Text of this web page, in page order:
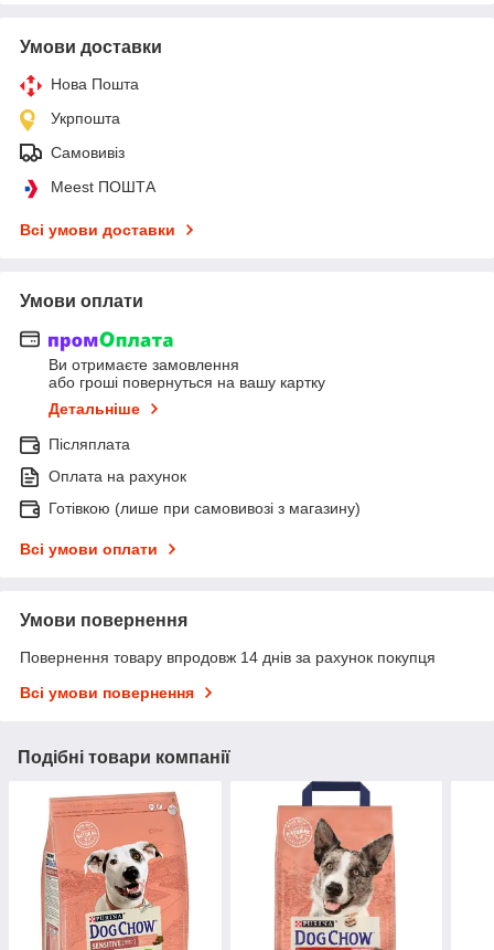
Умови доставки
Нова Пошта
Укрпошта
Самовивіз
Meest ПОШТА
Всі умови доставки
Умови оплати
Ви отримаєте замовлення
або гроші повернуться на вашу картку
Детальніше
Післяплата
Оплата на рахунок
Готівкою (лише при самовивозі з магазину)
Всі умови оплати
Умови повернення
Повернення товару впродовж 14 днів за рахунок покупця
Всі умови повернення
Подібні товари компанії